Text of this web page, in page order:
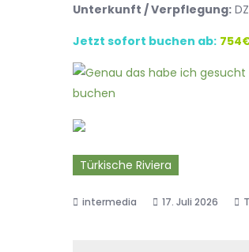
Unterkunft / Verpflegung:
Jetzt sofort buchen ab:
Türkische Riviera
17. Juli 2026